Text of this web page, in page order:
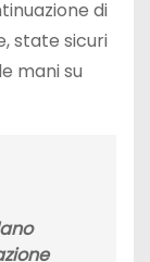
di
state sicuri
mani su